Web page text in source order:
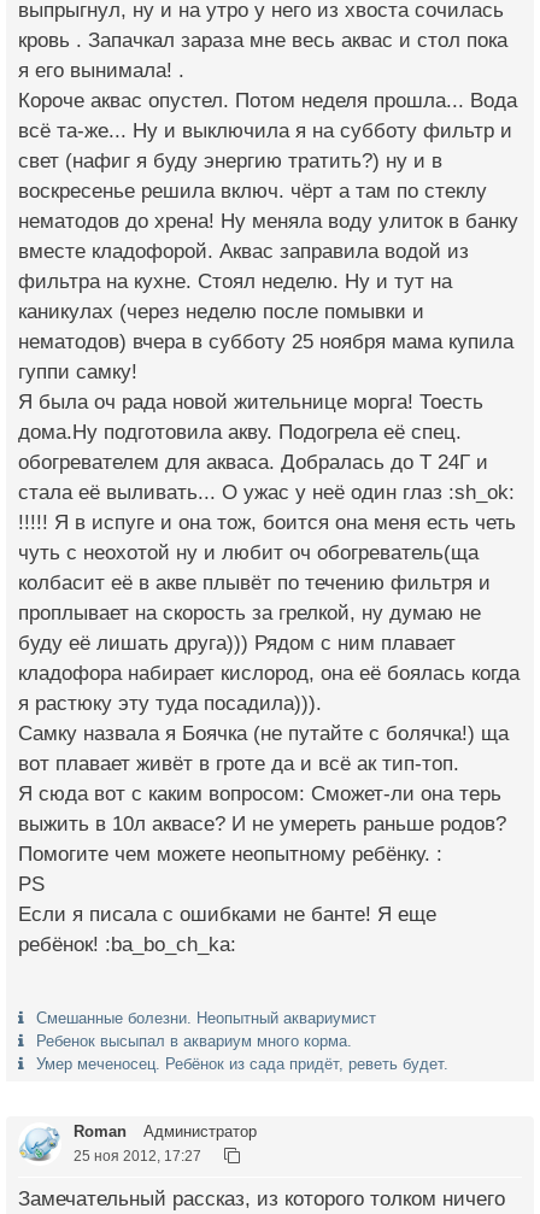
выпрыгнул, ну и на утро у него из хвоста сочилась
кровь . Запачкал зараза мне весь аквас и стол пока
я его вынимала! .
Короче аквас опустел. Потом неделя прошла... Вода
всё та-же... Ну и выключила я на субботу фильтр и
свет (нафиг я буду энергию тратить?) ну и в
воскресенье решила включ. чёрт а там по стеклу
нематодов до хрена! Ну меняла воду улиток в банку
вместе кладофорой. Аквас заправила водой из
фильтра на кухне. Стоял неделю. Ну и тут на
каникулах (через неделю после помывки и
нематодов) вчера в субботу 25 ноября мама купила
гуппи самку!
Я была оч рада новой жительнице морга! Тоесть
дома.Ну подготовила акву. Подогрела её спец.
обогревателем для акваса. Добралась до Т 24Г и
стала её выливать... О ужас у неё один глаз :sh_ok:
!!!!! Я в испуге и она тож, боится она меня есть четь
чуть с неохотой ну и любит оч обогреватель(ща
колбасит её в акве плывёт по течению фильтря и
проплывает на скорость за грелкой, ну думаю не
буду её лишать друга))) Рядом с ним плавает
кладофора набирает кислород, она её боялась когда
я растюку эту туда посадила))).
Самку назвала я Боячка (не путайте с болячка!) ща
вот плавает живёт в гроте да и всё ак тип-топ.
Я сюда вот с каким вопросом: Сможет-ли она терь
выжить в 10л аквасе? И не умереть раньше родов?
Помогите чем можете неопытному ребёнку. :
PS
Если я писала с ошибками не банте! Я еще
ребёнок! :ba_bo_ch_ka:
Смешанные болезни. Неопытный аквариумист
Ребенок высыпал в аквариум много корма.
Умер меченосец. Ребёнок из сада придёт, реветь будет.
Roman Администратор
25 ноя 2012, 17:27
Замечательный рассказ, из которого толком ничего